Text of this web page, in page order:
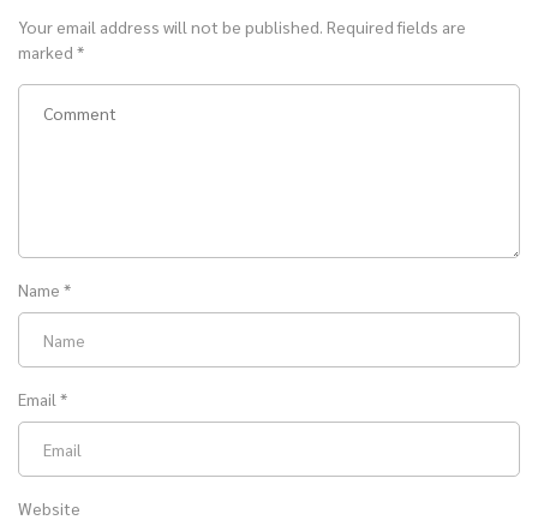
Your email address will not be published. Required fields are
marked *
Name *
Email *
Website